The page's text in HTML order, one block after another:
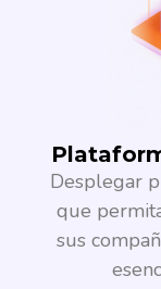
Desplegar
que
sus